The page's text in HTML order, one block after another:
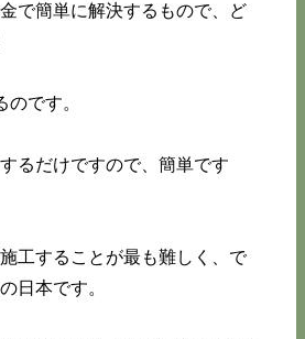
で簡単に解決するもので、ど
です。
るだけですので、簡単です
工することが最も難しく、で
日本です。